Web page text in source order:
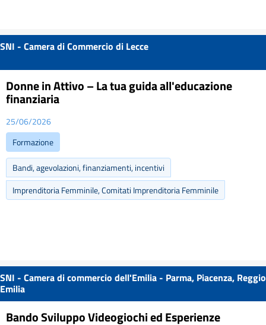
SNI - Camera di Commercio di Lecce
Donne in Attivo – La tua guida all'educazione
finanziaria
25/06/2026
Formazione
Bandi, agevolazioni, finanziamenti, incentivi
Imprenditoria Femminile, Comitati Imprenditoria Femminile
SNI - Camera di commercio dell'Emilia - Parma, Piacenza, Reggio
Emilia
Bando Sviluppo Videogiochi ed Esperienze